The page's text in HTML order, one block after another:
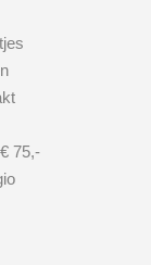
75,-